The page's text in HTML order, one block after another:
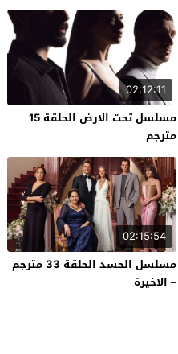
02:12:11
مسلسل تحت الارض الحلقة 15
مترجم
02:15:54
مسلسل الحسد الحلقة 33 مترجم
– الاخيرة